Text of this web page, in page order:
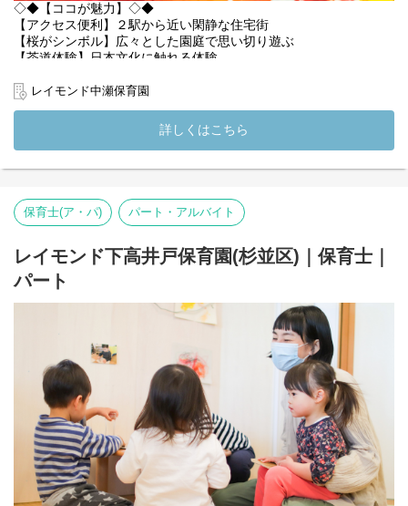
◇◆【ココが魅力】◇◆
【アクセス便利】２駅から近い閑静な住宅街
【桜がシンボル】広々とした園庭で思い切り遊ぶ
【茶道体験】日本文化に触れる体験
の保育
【相談しやすい環境】全国の檸檬会職員と繋がるSNSも
◇◆【レイモンド中瀬保育園の魅力を紹介します】◇◆
*:.,.:*桜が咲く園庭がシンボルマーク*:.,.:*
レイモンド中瀬保育園は2020年4月、区立 中瀬保育園から引き継
ぎ、レイモンド中瀬保育園ととしてスタートしました。西武新宿
園児たちの通う桃井第五小学校もすぐ近くにあります。
都心に近い立地ながら、広い園庭には八重桜もあり、季節の移ろ
いを感じながら、のびのびと遊ぶことができます。園内はシンプ
ルな空間です。壁面にキャラクターものを飾ることはせず、季節
を感じることができる自然物や子どもの作品を飾り、落ち着きの
ある家庭的な雰囲気。廊下には、子どもたちの活動を記したドキ
ュメンテーションがたくさん貼ってあり、日々、子どもたちがど
んなことを楽しんで、どんな風に過ごしているか把握することが
できます。当園に訪れた際には、ぜひ、じっくりご覧になってく
ださい。
４．５歳児を対象に、日本文化を知るという狙いのもと、茶道体
験も実施しています。
子どもたちは、畳の上で季節のお花を見たり、薄皮まんじゅうを
食べ、自分で点てたお茶をいただきます。苦いけどこの味好き！
苦い！など色々な反応がありますが、またやりたい!!と待ち遠しい
時間です。
レイモンド中瀬保育園
詳しくはこちら
保育士(ア・パ) パート・アルバイト
レイモンド下高井戸保育園(杉並区)｜保育士｜
パート